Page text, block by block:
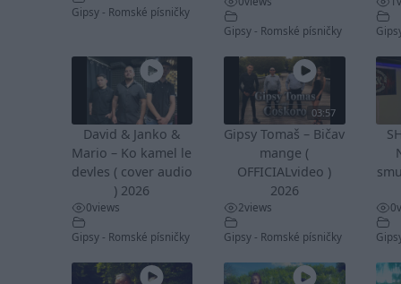
Gipsy - Romské písničky
Gipsy - Romské písničky
David & Janko &
Mario – Ko kamel le
devles ( cover audio
) 2026
0views
Gipsy - Romské písničky
03:57
Gipsy Tomaš – Bičav
mange (
OFFICIALvideo )
2026
2views
Gipsy - Romské písničky
0